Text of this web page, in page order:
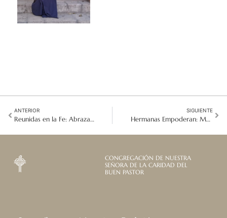
ANTERIOR
Reunidas en la Fe: Abrazando el Llamado a Revitalizar la Misión
SIGUIENTE
Hermanas Empoderan: Madres Adolescentes Kenianas Concientizan sobre la Violencia de Género
CONGREGACIÓN DE NUESTRA
SEÑORA DE LA CARIDAD DEL
BUEN PASTOR